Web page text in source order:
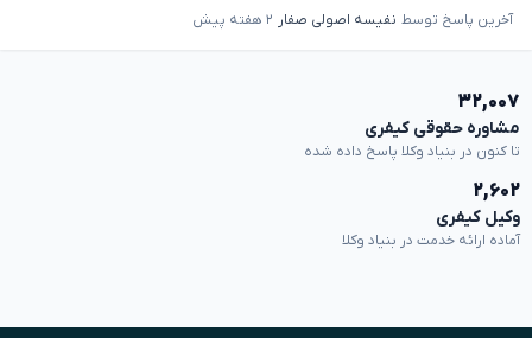
آخرین پاسخ توسط نفیسه اصولی صفار ۲ هفته پیش
۳۲,۰۰۷
مشاوره حقوقی کیفری
تا کنون در بنیاد وکلا پاسخ داده شده
۲,۶۰۲
وکیل کیفری
آماده ارائه خدمت در بنیاد وکلا